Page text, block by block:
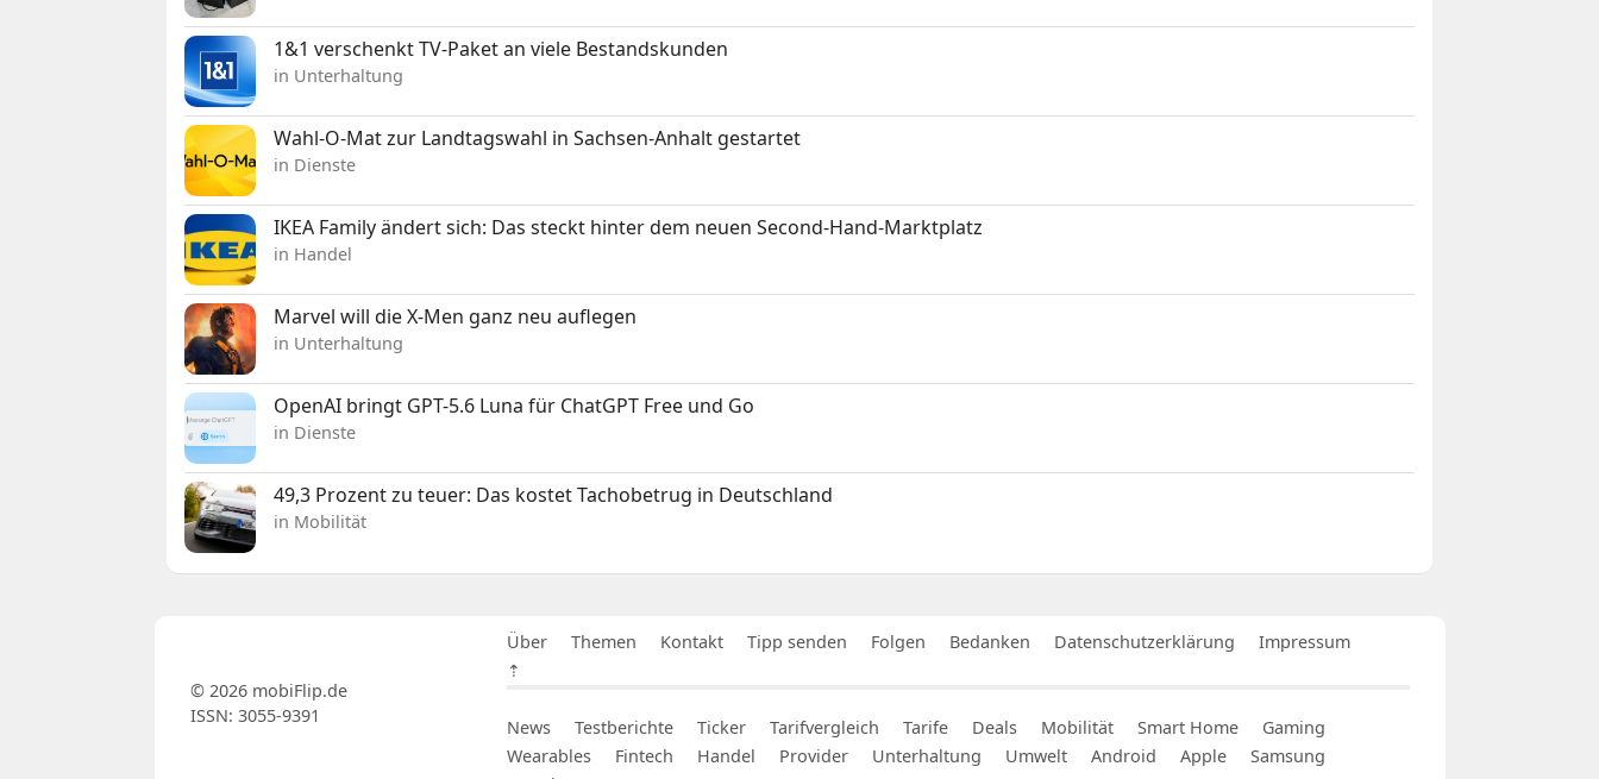
1&1 verschenkt TV-Paket an viele Bestandskunden
in Unterhaltung
Wahl-O-Mat zur Landtagswahl in Sachsen-Anhalt gestartet
in Dienste
IKEA Family ändert sich: Das steckt hinter dem neuen Second-Hand-Marktplatz
in Handel
Marvel will die X-Men ganz neu auflegen
in Unterhaltung
OpenAI bringt GPT-5.6 Luna für ChatGPT Free und Go
in Dienste
49,3 Prozent zu teuer: Das kostet Tachobetrug in Deutschland
in Mobilität
Über Themen Kontakt Tipp senden Folgen Bedanken Datenschutzerklärung
Impressum
⇡
News Testberichte Ticker Tarifvergleich Tarife Deals Mobilität Smart Home
Gaming
Wearables
Fintech Handel Provider Unterhaltung Umwelt Android Apple
Samsung
© 2026 mobiFlip.de
ISSN: 3055-9391